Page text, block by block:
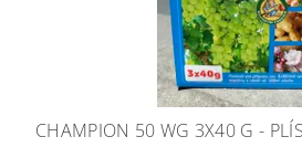
CHAMPION 50 WG 3X40 G -